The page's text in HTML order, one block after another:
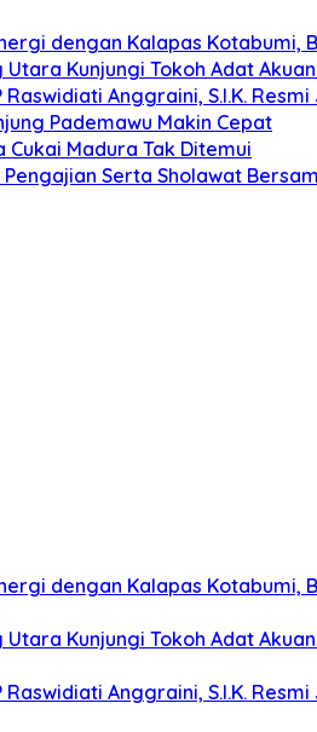
dengan Kalapas Kotabumi,
Kunjungi Tokoh Adat
Raswidiati Anggraini, S.I.K.
Pademawu Makin Cepat
Cukai Madura Tak Ditemui
Serta Sholawat
dengan Kalapas Kotabumi,
Kunjungi Tokoh Adat
Raswidiati Anggraini, S.I.K.